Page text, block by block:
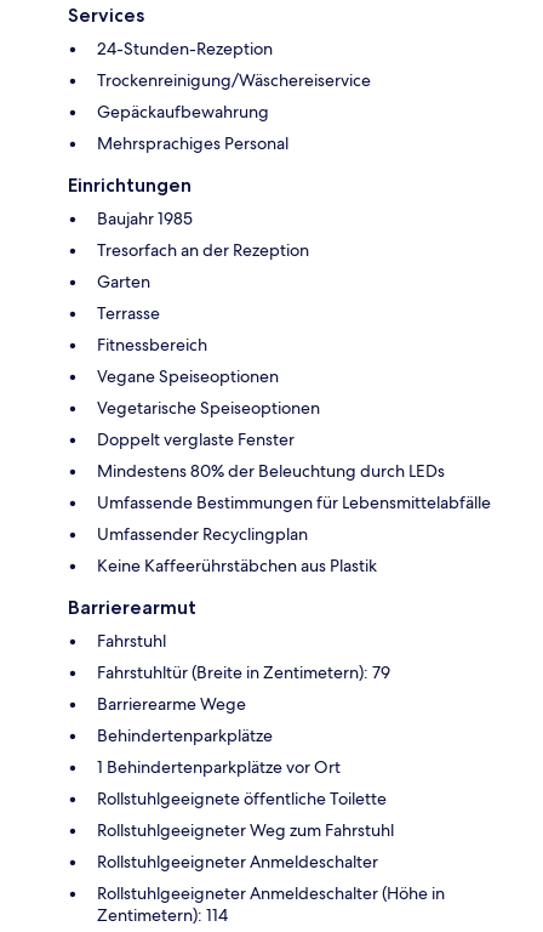
Services
24-Stunden-Rezeption
Trockenreinigung/Wäschereiservice
Gepäckaufbewahrung
Mehrsprachiges Personal
Einrichtungen
Baujahr 1985
Tresorfach an der Rezeption
Garten
Terrasse
Fitnessbereich
Vegane Speiseoptionen
Vegetarische Speiseoptionen
Doppelt verglaste Fenster
Mindestens 80% der Beleuchtung durch LEDs
Umfassende Bestimmungen für Lebensmittelabfälle
Umfassender Recyclingplan
Keine Kaffeerührstäbchen aus Plastik
Barrierearmut
Fahrstuhl
Fahrstuhltür (Breite in Zentimetern): 79
Barrierearme Wege
Behindertenparkplätze
1 Behindertenparkplätze vor Ort
Rollstuhlgeeignete öffentliche Toilette
Rollstuhlgeeigneter Weg zum Fahrstuhl
Rollstuhlgeeigneter Anmeldeschalter
Rollstuhlgeeigneter Anmeldeschalter (Höhe in
Zentimetern): 114